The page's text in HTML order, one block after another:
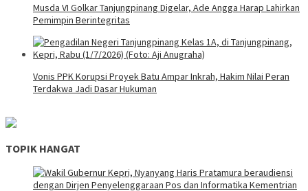
Musda VI Golkar Tanjungpinang Digelar, Ade Angga Harap Lahirkan
Pemimpin Berintegritas
Vonis PPK Korupsi Proyek Batu Ampar Inkrah, Hakim Nilai Peran
Terdakwa Jadi Dasar Hukuman
TOPIK HANGAT